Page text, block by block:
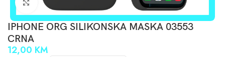
Click to enlarge
IPHONE ORG SILIKONSKA MASKA 03553
CRNA
12,00 KM